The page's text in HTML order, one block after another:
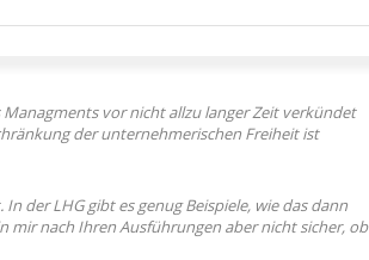
Managments vor nicht allzu langer Zeit verkündet
der unternehmerischen Freiheit ist
der LHG gibt es genug Beispiele, wie das dann
mir nach Ihren Ausführungen aber nicht sicher, ob